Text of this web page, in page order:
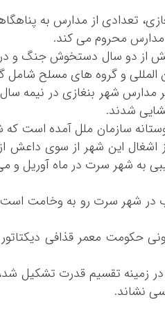
تعدادی از مدارس به
مدارس محروم می کند.
از دو سال دستخوش جنگ و
و گروه های مسلح
شدند.
سازمان ملل آمده است
اشغال این شهر از سوی داعش
در شهر سرت رو به وخامت است
در زمینه تقسیم قدرت تشکیل
نشاند.